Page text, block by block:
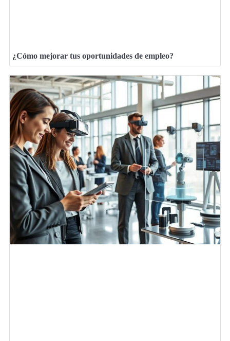
¿Cómo mejorar tus oportunidades de empleo?